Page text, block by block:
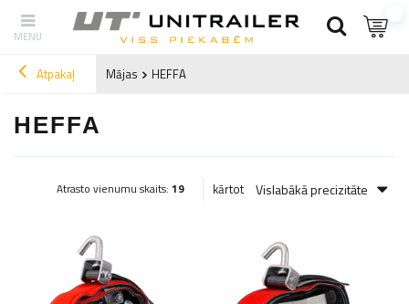
Atpakaļ Mājas HEFFA
HEFFA
Atrasto vienumu skaits: 19 kārtot Vislabākā precizitāte